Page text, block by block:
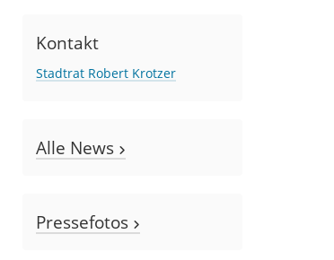
Kontakt
Stadtrat Robert Krotzer
Alle News
Pressefotos